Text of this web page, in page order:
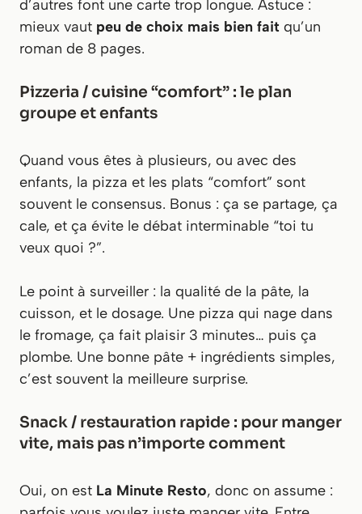
d’autres font une carte trop longue. Astuce :
mieux vaut peu de choix mais bien fait qu’un
roman de 8 pages.
Pizzeria / cuisine “comfort” : le plan
groupe et enfants
Quand vous êtes à plusieurs, ou avec des
enfants, la pizza et les plats “comfort” sont
souvent le consensus. Bonus : ça se partage, ça
cale, et ça évite le débat interminable “toi tu
veux quoi ?”.
Le point à surveiller : la qualité de la pâte, la
cuisson, et le dosage. Une pizza qui nage dans
le fromage, ça fait plaisir 3 minutes… puis ça
plombe. Une bonne pâte + ingrédients simples,
c’est souvent la meilleure surprise.
Snack / restauration rapide : pour manger
vite, mais pas n’importe comment
Oui, on est La Minute Resto, donc on assume :